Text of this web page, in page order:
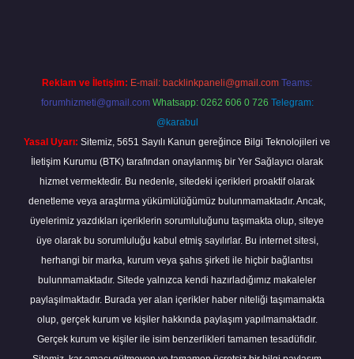
Reklam ve İletişim: E-mail: backlinkpaneli@gmail.com Teams:
forumhizmeti@gmail.com Whatsapp: 0262 606 0 726 Telegram:
@karabul
Yasal Uyarı: Sitemiz, 5651 Sayılı Kanun gereğince Bilgi Teknolojileri ve
İletişim Kurumu (BTK) tarafından onaylanmış bir Yer Sağlayıcı olarak
hizmet vermektedir. Bu nedenle, sitedeki içerikleri proaktif olarak
denetleme veya araştırma yükümlülüğümüz bulunmamaktadır. Ancak,
üyelerimiz yazdıkları içeriklerin sorumluluğunu taşımakta olup, siteye
üye olarak bu sorumluluğu kabul etmiş sayılırlar. Bu internet sitesi,
herhangi bir marka, kurum veya şahıs şirketi ile hiçbir bağlantısı
bulunmamaktadır. Sitede yalnızca kendi hazırladığımız makaleler
paylaşılmaktadır. Burada yer alan içerikler haber niteliği taşımamakta
olup, gerçek kurum ve kişiler hakkında paylaşım yapılmamaktadır.
Gerçek kurum ve kişiler ile isim benzerlikleri tamamen tesadüfidir.